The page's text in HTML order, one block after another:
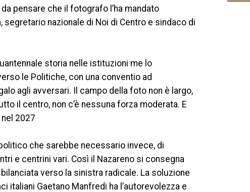
pensare che il fotografo l’ha mandato
nazionale di Noi di Centro e sindaco di
storia nelle istituzioni me lo
le Politiche, con una conventio ad
agli avversari. Il campo della foto non è largo,
il centro, non c’è nessuna forza moderata. E
2027
che sarebbe necessario invece, di
e centrini vari. Così il Nazareno si consegna
verso la sinistra radicale. La soluzione
italiani Gaetano Manfredi ha l’autorevolezza e